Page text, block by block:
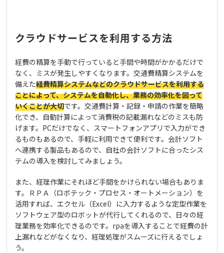
クラウドサービスを利用する方法
経費の精算を手動で行っていると手間や時間がかかるだけで
なく、ミスが発生しやすくなります。交通費精算システムを
備えた経費精算システムなどのクラウドサービスを利用する
ことによって、システムを自動化し、業務の効率化を図って
いくことが大切です。交通費計算・記録・申請の作業を簡略
化でき、自動計算によって消費税の記載漏れなどのミスも防
げます。PCだけでなく、スマートフォンアプリで入力ができ
るものもあるので、手軽に利用できて便利です。会計ソフト
へ連携する製品もあるので、自社の会計ソフトに合ったシス
テムの導入を検討してみましょう。
また、経理作業にそれほど手間をかけられない場合もありま
す。ＲＰＡ（ロボテック・プロセス・オートメーション）を
活用すれば、エクセル（Excel）に入力するような定型作業を
ソフトウェア型のロボットが代行してくれるので、日々の経
理業務を効率化できるのです。rpaを導入することで経費の計
上漏れなどがなくなり、経理処理がスムーズに行えるでしょ
う。